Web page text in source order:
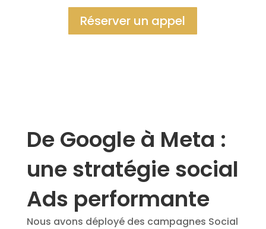
Réserver un appel
De Google à Meta :
une stratégie social
Ads performante
Nous avons déployé des campagnes Social